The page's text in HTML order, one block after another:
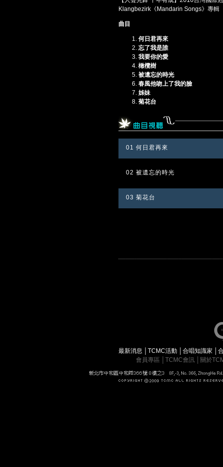
Klangbezirk《Mandarin Songs》專輯
曲目
何日君再來
忘了我是誰
我要你的愛
橄欖樹
被遺忘的時光
春風他吻上了我的臉
姊妹
菊花台
01 何日君再來
02 被遺忘的時光
03 菊花台
最新消息 │TCMC活動 │合唱知識家 │
會員專區
TCMC會訊 關於